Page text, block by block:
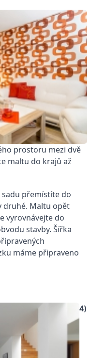
prostoru mezi dvě
maltu do krajů až
přemístíte do
druhé. Maltu opět
vyrovnávejte do
stavby. Šířka
máme připraveno
4)